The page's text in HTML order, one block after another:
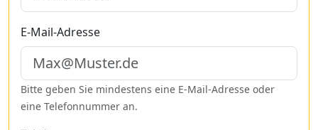
E-Mail-Adresse
Bitte geben Sie mindestens eine E-Mail-Adresse oder
eine Telefonnummer an.